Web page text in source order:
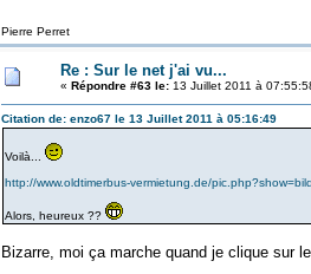
Pierre Perret
Re : Sur le net j'ai vu...
« Répondre #63 le:13 Juillet 2011 à
Citation de: enzo67 le 13 Juillet 2011 à 05:16:49
Voilà...
http://www.oldtimerbus-vermietung.de/
Alors, heureux ??
Bizarre, moi ça marche quand je clique sur